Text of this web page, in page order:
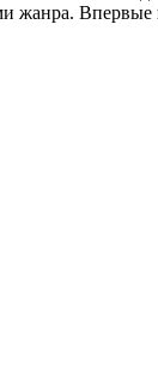
жанра.